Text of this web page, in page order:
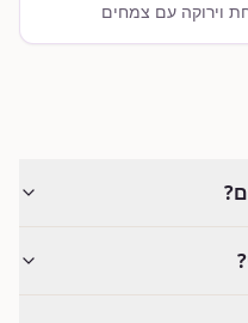
וירוקה עם צמחים